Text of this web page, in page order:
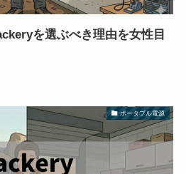
を選ぶべき理由を女性目
ポータブル電源